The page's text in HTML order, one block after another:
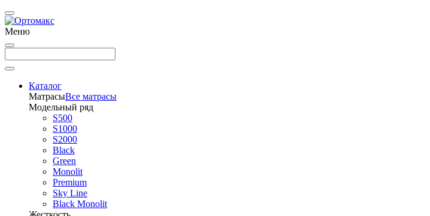
Меню
Каталог
МатрасыВсе матрасы
Модельный ряд
S500
S1000
S2000
Black
Green
Monolit
Premium
Sky Line
Black Monolit